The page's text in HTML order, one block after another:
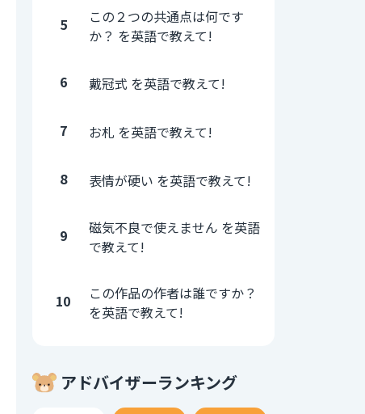
5
この２つの共通点は何です
か？ を英語で教えて!
6 戴冠式 を英語で教えて!
7 お札 を英語で教えて!
8 表情が硬い を英語で教えて!
9
磁気不良で使えません を英語
で教えて!
10
この作品の作者は誰ですか？
を英語で教えて!
アドバイザーランキング